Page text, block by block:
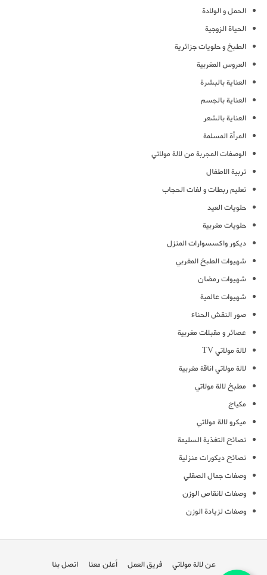
الحمل و الولادة
الحياة الزوجية
الطبخ و حلويات جزائرية
العروس المغربية
العناية بالبشرة
العناية بالجسم
العناية بالشعر
المرأة المسلمة
الوصفات المجربة من لالة مولاتي
تربية الاطفال
تعليم ربطات و لفات الحجاب
حلويات العيد
حلويات مغربية
ديكور واكسسوارات المنزل
شهيوات الطبخ المغربي
شهيوات رمضان
شهيوات عالمية
صور النقش الحناء
عصائر و مقبلات مغربية
لالة مولاتي TV
لالة مولاتي اناقة مغربية
مطبخ لالة مولاتي
مكياج
ميكرو لالة مولاتي
نصائح التغذية السليمة
نصائح ديكورات منزلية
وصفات جمال الصقلي
وصفات لانقاص الوزن
وصفات لزيادة الوزن
عن لالة مولاتي فريق العمل أعلن معنا اتصل بنا